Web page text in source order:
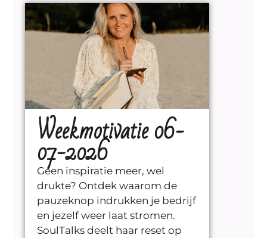
Weekmotivatie 06-
07-2026
Geen inspiratie meer, wel
drukte? Ontdek waarom de
pauzeknop indrukken je bedrijf
en jezelf weer laat stromen.
SoulTalks deelt haar reset op